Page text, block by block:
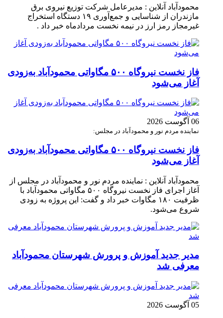
محمودآباد آنلاین : مدیرعامل شرکت توزیع نیروی برق
مازندران از شناسایی و جمع‌آوری ۱۹ دستگاه استخراج
غیرمجاز رمز ارز در نیمه نخست مردادماه خبر داد .
فاز نخست نیروگاه ۵۰۰ مگاواتی محمودآباد به‌زودی
آغاز می‌شود
06 آگوست 2026
نماینده مردم نور و محمودآباد در مجلس:
فاز نخست نیروگاه ۵۰۰ مگاواتی محمودآباد به‌زودی
آغاز می‌شود
محمودآباد آنلاین : نماینده مردم نور و محمودآباد در مجلس از
آغاز اجرای فاز نخست نیروگاه ۵۰۰ مگاواتی محمودآباد با
ظرفیت ۱۸۰ مگاوات خبر داد و گفت: این پروژه به زودی
شروع می‌شود.
مدیر جدید آموزش و پرورش شهرستان محمودآباد
معرفی شد
05 آگوست 2026